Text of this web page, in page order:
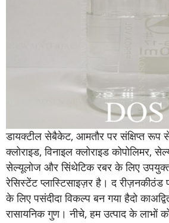
डायक्टील सेबैकेट, आमतौर पर संक्षिप्त रूप
क्लोराइड, विनाइल क्लोराइड कोपोलिमर,
सेल्यूलोज और सिंथेटिक रबर के लिए
रेसिस्टेंट प्लास्टिसाइज़र है। द रीज़नकीठंड
के लिए पसंदीदा विकल्प बन गया हैदो का
रासायनिक गुण। नीचे, हम उत्पाद के लाभों